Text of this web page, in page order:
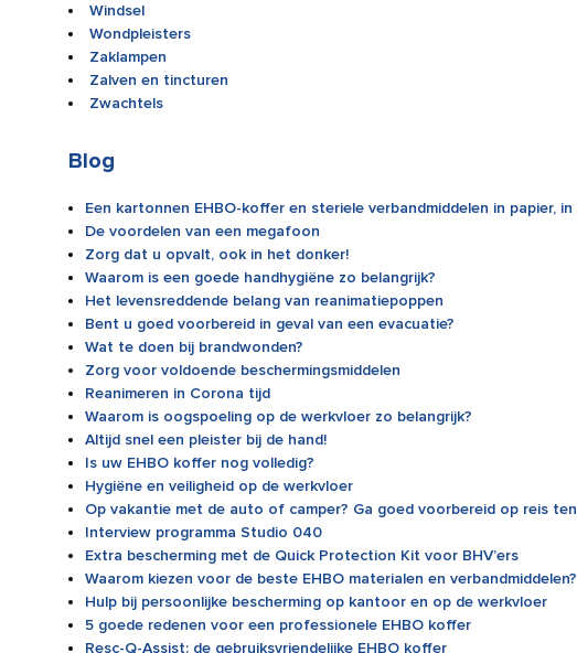
Windsel
Wondpleisters
Zaklampen
Zalven en tincturen
Zwachtels
Blog
Een kartonnen EHBO-koffer en steriele verbandmiddelen in papier,
De voordelen van een megafoon
Zorg dat u opvalt, ook in het donker!
Waarom is een goede handhygiëne zo belangrijk?
Het levensreddende belang van reanimatiepoppen
Bent u goed voorbereid in geval van een evacuatie?
Wat te doen bij brandwonden?
Zorg voor voldoende beschermingsmiddelen
Reanimeren in Corona tijd
Waarom is oogspoeling op de werkvloer zo belangrijk?
Altijd snel een pleister bij de hand!
Is uw EHBO koffer nog volledig?
Hygiëne en veiligheid op de werkvloer
Op vakantie met de auto of camper? Ga goed voorbereid op reis
Interview programma Studio 040
Extra bescherming met de Quick Protection Kit voor BHV’ers
Waarom kiezen voor de beste EHBO materialen en verbandmiddelen?
Hulp bij persoonlijke bescherming op kantoor en op de werkvloer
5 goede redenen voor een professionele EHBO koffer
Resc-Q-Assist: de gebruiksvriendelijke EHBO koffer